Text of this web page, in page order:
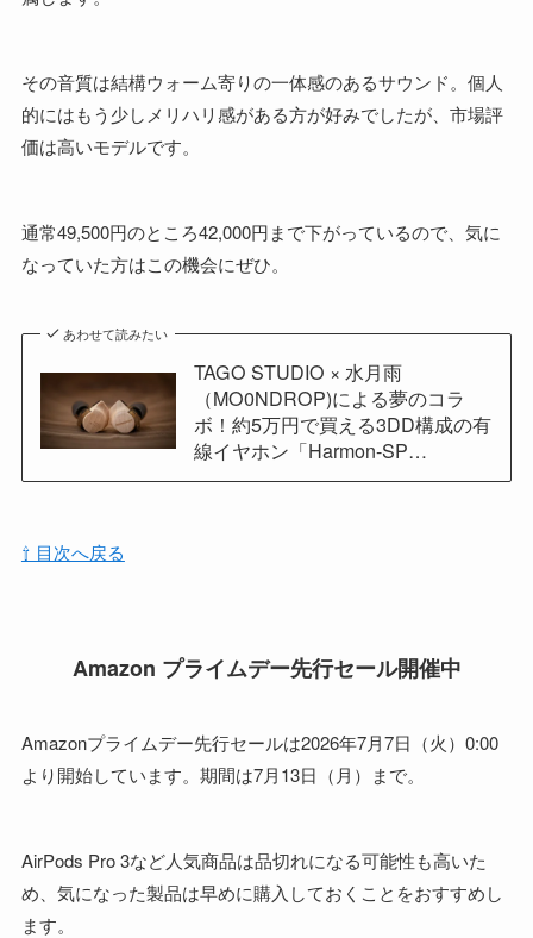
その音質は結構ウォーム寄りの一体感のあるサウンド。個人
的にはもう少しメリハリ感がある方が好みでしたが、市場評
価は高いモデルです。
通常49,500円のところ42,000円まで下がっているので、気に
なっていた方はこの機会にぜひ。
あわせて読みたい
TAGO STUDIO × 水月雨
（MO0NDROP)による夢のコラ
ボ！約5万円で買える3DD構成の有
線イヤホン「Harmon-SP…
⇧ 目次へ戻る
Amazon プライムデー先行セール開催中
Amazonプライムデー先行セールは2026年7月7日（火）0:00
より開始しています。期間は7月13日（月）まで。
AirPods Pro 3など人気商品は品切れになる可能性も高いた
め、気になった製品は早めに購入しておくことをおすすめし
ます。